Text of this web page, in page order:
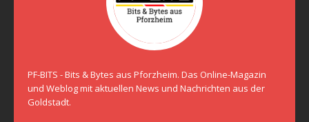
PF-BITS - Bits & Bytes aus Pforzheim. Das Online-Magazin
und Weblog mit aktuellen News und Nachrichten aus der
Goldstadt.